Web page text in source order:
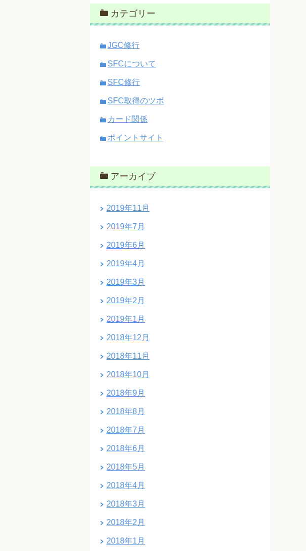
カテゴリー
JGC修行
SFCについて
SFC修行
SFC取得のツボ
カード関係
ポイントサイト
アーカイブ
2019年11月
2019年7月
2019年6月
2019年4月
2019年3月
2019年2月
2019年1月
2018年12月
2018年11月
2018年10月
2018年9月
2018年8月
2018年7月
2018年6月
2018年5月
2018年4月
2018年3月
2018年2月
2018年1月